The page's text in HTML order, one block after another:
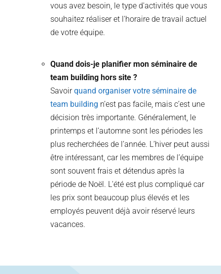
vous avez besoin, le type d'activités que vous
souhaitez réaliser et l'horaire de travail actuel
de votre équipe.
Quand dois-je planifier mon séminaire de
team building hors site ?
Savoirquand organiser votre séminaire de
team building n’est pas facile, mais c’est une
décision très importante. Généralement, le
printemps et l’automne sont les périodes les
plus recherchées de l’année. L’hiver peut aussi
être intéressant, car les membres de l’équipe
sont souvent frais et détendus après la
période de Noël. L'été est plus compliqué car
les prix sont beaucoup plus élevés et les
employés peuvent déjà avoir réservé leurs
vacances.